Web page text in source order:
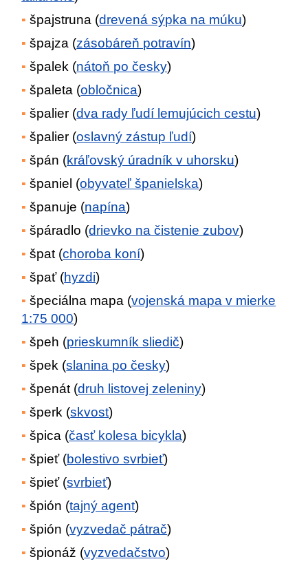
špajstruna (drevená sýpka na múku)
špajza (zásobáreň potravín)
špalek (nátoň po česky)
špaleta (obločnica)
špalier (dva rady ľudí lemujúcich cestu)
špalier (oslavný zástup ľudí)
špán (kráľovský úradník v uhorsku)
španiel (obyvateľ španielska)
španuje (napína)
špáradlo (drievko na čistenie zubov)
špat (choroba koní)
špať (hyzdi)
špeciálna mapa (vojenská mapa v mierke
1:75 000)
špeh (prieskumník sliedič)
špek (slanina po česky)
špenát (druh listovej zeleniny)
šperk (skvost)
špica (časť kolesa bicykla)
špieť (bolestivo svrbieť)
špieť (svrbieť)
špión (tajný agent)
špión (vyzvedač pátrač)
špionáž (vyzvedačstvo)